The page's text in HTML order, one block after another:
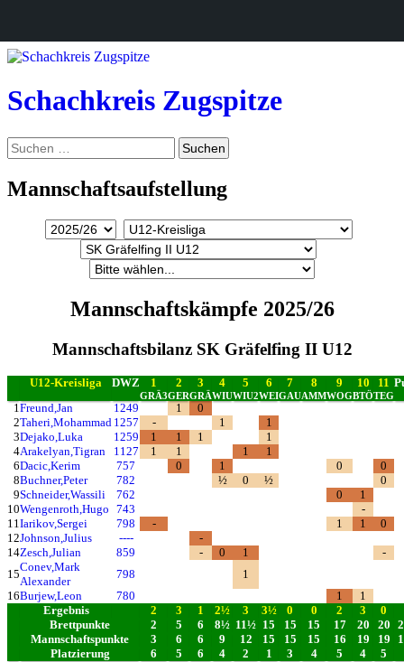
Zum
springen
Schachkreis Zugspitze
Suchen
Suchen
nach:
Mannschaftsaufstellung
Mannschaftskämpfe 2025/26
Mannschaftsbilanz SK Gräfelfing II U12
U12-Kreisliga DWZ 1
GRÄ3
2
GER
3
GRÄ
4
WIU
5
WIU2
6
WEI
7
GAU
8
AMM
9
WOG
10
BTÖ
11
TEG
1Freund,Jan 1249 1 0
2Taheri,Mohammad 1257 - 1 1
3Dejako,Luka 1259 1 1 1 1
4Arakelyan,Tigran 1127 1 1 1 1
6Dacic,Kerim 757 0 1 0 0
8Buchner,Peter 782 ½ 0 ½ 0
9Schneider,Wassili 762 0 1
10Wengenroth,Hugo 743
-
11Iarikov,Sergei 798 - 1 1 0
12Johnson,Julius ----
-
14Zesch,Julian 859 - 0 1 -
15
Conev,Mark
Alexander
798 1
16Burjew,Leon 780 1 1
Ergebnis
2 3 1 2½ 3 3½ 0 0 2 3
0
Brettpunkte
2 5 6 8½ 11½ 15 15 15 17 20 20
Mannschaftspunkte
3 6 6 9 12 15 15 15 16 19 19
Platzierung
6 5 6 4 2 1 3 4 5 4 5